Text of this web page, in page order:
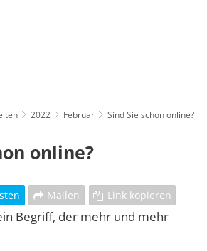
2022 Februar Sind Sie schon online?
online?
Mailen Link kopieren
Begriff, der mehr und mehr